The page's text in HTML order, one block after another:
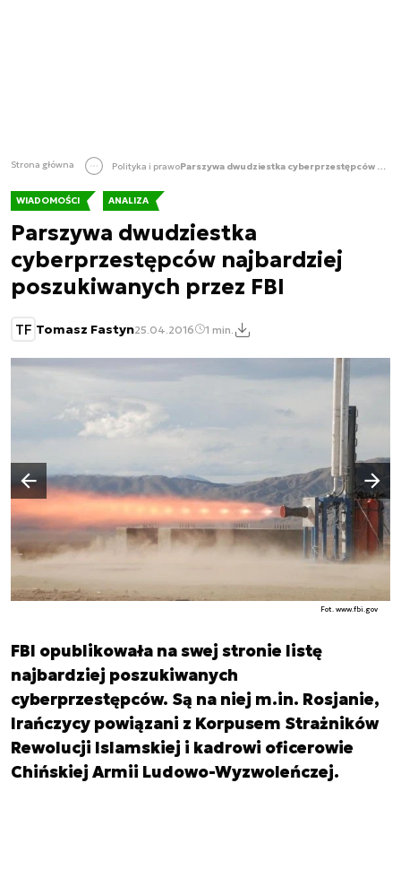
Strona główna Polityka i prawo Parszywa dwudziestka cyberprzestępców najbardziej poszukiwanych przez FBI
WIADOMOŚCI ANALIZA
Parszywa dwudziestka
cyberprzestępców najbardziej
poszukiwanych przez FBI
TF Tomasz Fastyn25.04.2016 1 min.
Fot. www.fbi.gov
Poprzedni slajd
Następny slajd
FBI opublikowała na swej stronie listę
najbardziej poszukiwanych
cyberprzestępców. Są na niej m.in. Rosjanie,
Irańczycy powiązani z Korpusem Strażników
Rewolucji Islamskiej i kadrowi oficerowie
Chińskiej Armii Ludowo-Wyzwoleńczej.